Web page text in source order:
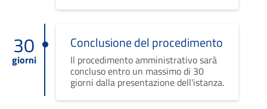
30
giorni
Conclusione del procedimento
Il procedimento amministrativo sarà
concluso entro un massimo di 30
giorni dalla presentazione dell'istanza.